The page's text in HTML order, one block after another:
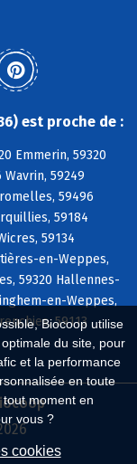
Biocoop utilise
du site, pour
et la performance
en toute
moment en
vous ?
cookies
est proche de :
Emmerin, 59320
Wavrin, 59249
59496
59184
59134
en-Weppes,
59320 Hallennes-
en-Weppes,
59113